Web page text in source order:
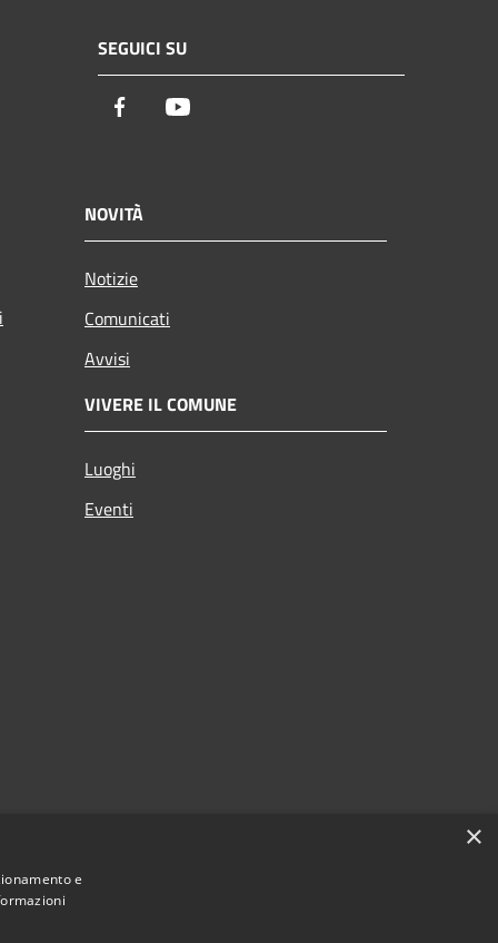
SEGUICI SU
Facebook
NOVITÀ
Notizie
Comunicati
Avvisi
VIVERE IL COMUNE
Luoghi
Eventi
×
e